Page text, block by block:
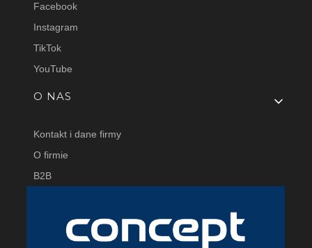
Facebook
Instagram
TikTok
YouTube
O NAS
Kontakt i dane firmy
O firmie
B2B